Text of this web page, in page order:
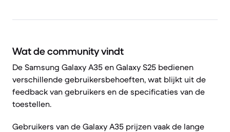
Wat de community vindt
De Samsung Galaxy A35 en Galaxy S25 bedienen
verschillende gebruikersbehoeften, wat blijkt uit de
feedback van gebruikers en de specificaties van de
toestellen.
Gebruikers van de Galaxy A35 prijzen vaak de lange